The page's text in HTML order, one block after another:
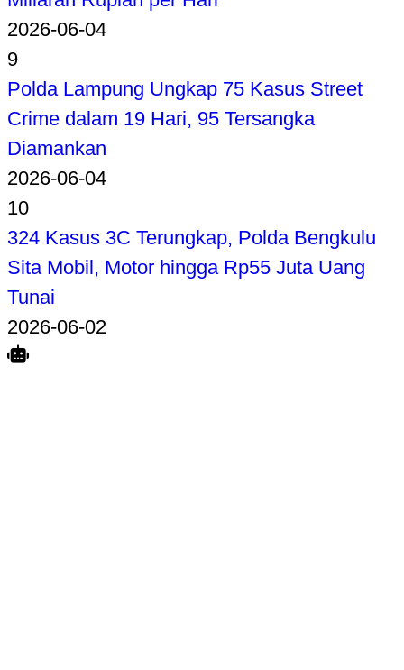
2026-06-04
9
Polda Lampung Ungkap 75 Kasus Street
Crime dalam 19 Hari, 95 Tersangka
Diamankan
2026-06-04
10
324 Kasus 3C Terungkap, Polda Bengkulu
Sita Mobil, Motor hingga Rp55 Juta Uang
Tunai
2026-06-02